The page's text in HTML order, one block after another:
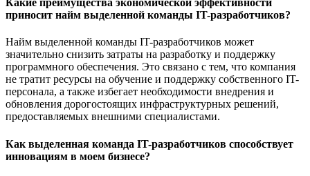
Какие преимущества экономической эффективности
приносит найм выделенной команды IT-разработчиков?
Найм выделенной команды IT-разработчиков может
значительно снизить затраты на разработку и поддержку
программного обеспечения. Это связано с тем, что компания
не тратит ресурсы на обучение и поддержку собственного IT-
персонала, а также избегает необходимости внедрения и
обновления дорогостоящих инфраструктурных решений,
предоставляемых внешними специалистами.
Как выделенная команда IT-разработчиков способствует
инновациям в моем бизнесе?